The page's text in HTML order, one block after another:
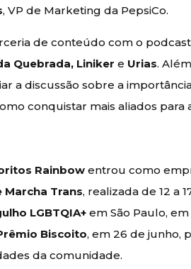
, VP de Marketing da PepsiCo.
de conteúdo com o podcast
Quebrada, Liniker e Urias.
a discussão sobre a
conquistar mais aliados para
Rainbow entrou como
Marcha Trans, realizada de 12 a
LGBTQIA+ em São Paulo,
Biscoito, em 26 de junho,
da comunidade.